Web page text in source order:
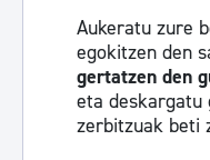
Aukeratu zure
egokitzen den
gertatzen den
eta deskargatu
zerbitzuak beti